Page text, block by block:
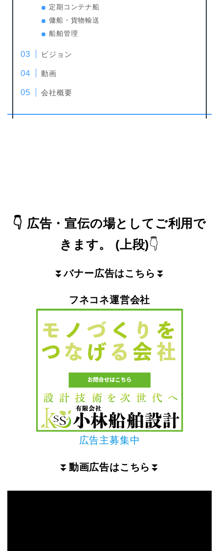
定期コンテナ船
傭船・貨物輸送
船舶管理
ビジョン
動画
会社概要
👇 広告・宣伝の場としてご利用で
きます。
(上段)👇
⏬バナー広告はこちら ⏬
フネコネ運営会社
広告主募集中
⏬ 動画広告はこちら ⏬